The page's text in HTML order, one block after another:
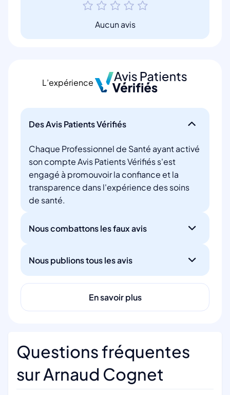
Aucun avis
L’expérience
Des Avis Patients Vérifiés
Chaque Professionnel de Santé ayant activé
son compte Avis Patients Vérifiés s'est
engagé à promouvoir la confiance et la
transparence dans l'expérience des soins
de santé.
Nous combattons les faux avis
Nous publions tous les avis
En savoir plus
Questions fréquentes
sur Arnaud Cognet